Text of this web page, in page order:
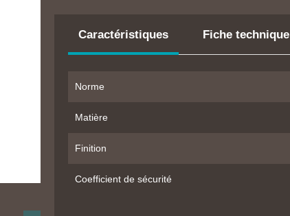
Caractéristiques Fiche technique
Norme
Matière
Finition
Coefficient de sécurité